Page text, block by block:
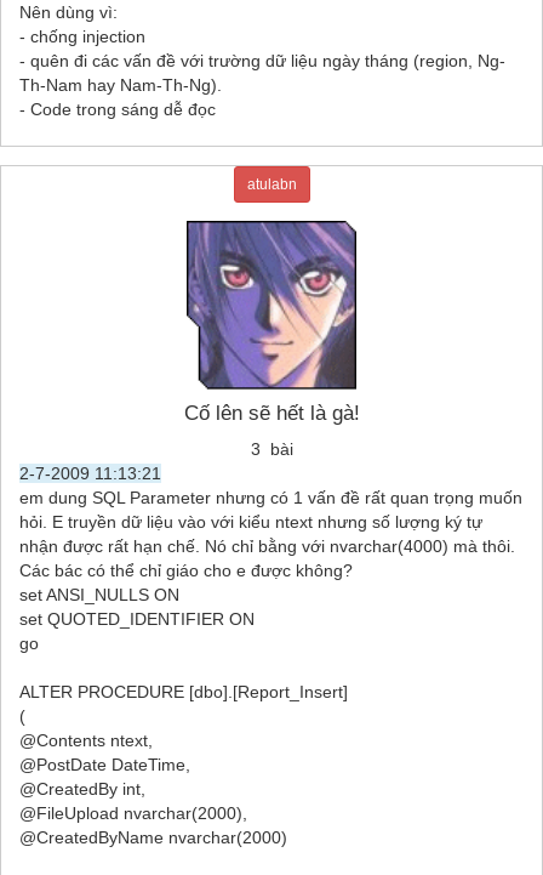
Nên dùng vì:
- chống injection
- quên đi các vấn đề với trường dữ liệu ngày tháng (region, Ng-
Th-Nam hay Nam-Th-Ng).
- Code trong sáng dễ đọc
atulabn
Cố lên sẽ hết là gà!
3 bài
2-7-2009 11:13:21
em dung SQL Parameter nhưng có 1 vấn đề rất quan trọng muốn
hỏi. E truyền dữ liệu vào với kiểu ntext nhưng số lượng ký tự
nhận được rất hạn chế. Nó chỉ bằng với nvarchar(4000) mà thôi.
Các bác có thể chỉ giáo cho e được không?
set ANSI_NULLS ON
set QUOTED_IDENTIFIER ON
go
ALTER PROCEDURE [dbo].[Report_Insert]
(
@Contents ntext,
@PostDate DateTime,
@CreatedBy int,
@FileUpload nvarchar(2000),
@CreatedByName nvarchar(2000)